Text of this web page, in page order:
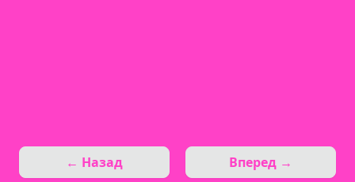
← Назад Вперед →